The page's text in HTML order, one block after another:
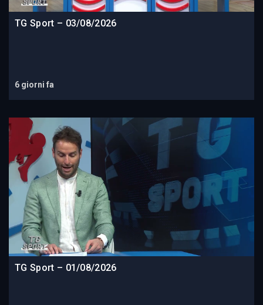
TG Sport – 03/08/2026
6 giorni fa
TG Sport – 01/08/2026